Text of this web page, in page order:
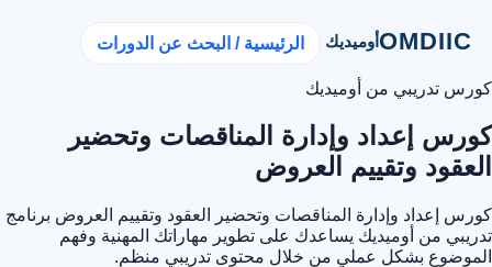
OMDIICأوميديك الرئيسية / البحث عن الدورات
كورس تدريبي من أوميديك
كورس إعداد وإدارة المناقصات وتحضير
العقود وتقييم العروض
كورس إعداد وإدارة المناقصات وتحضير العقود وتقييم العروض برنامج
تدريبي من أوميديك يساعدك على تطوير مهاراتك المهنية وفهم
الموضوع بشكل عملي من خلال محتوى تدريبي منظم.